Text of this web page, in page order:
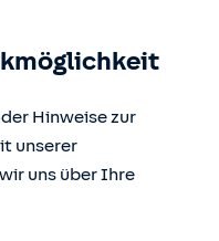
Hinweise zur
unserer
uns über Ihre